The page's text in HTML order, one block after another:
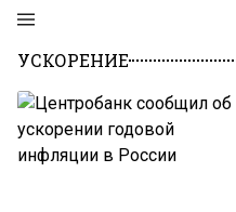
УСКОРЕНИЕ